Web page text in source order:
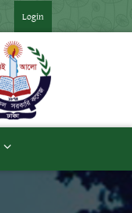
***
Login